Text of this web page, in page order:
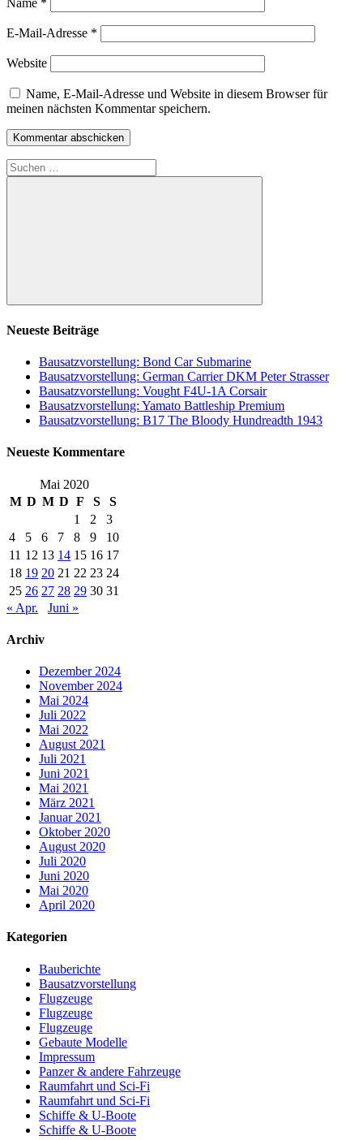
Name *
E-Mail-Adresse *
Website
Name, E-Mail-Adresse und Website in diesem Browser für
meinen nächsten Kommentar speichern.
Suchen
nach:
Suchen
Neueste Beiträge
Bausatzvorstellung: Bond Car Submarine
Bausatzvorstellung: German Carrier DKM Peter Strasser
Bausatzvorstellung: Vought F4U-1A Corsair
Bausatzvorstellung: Yamato Battleship Premium
Bausatzvorstellung: B17 The Bloody Hundreadth 1943
Neueste Kommentare
Mai 2020
M D M D F S
S
1
2
3
4
5 6 7 8 9
10
11 12 13 14 15 16 17
18 19 20 21 22 23 24
25 26 27 28 29 30 31
« Apr.
Juni »
Archiv
Dezember 2024
November 2024
Mai 2024
Juli 2022
Mai 2022
August 2021
Juli 2021
Juni 2021
Mai 2021
März 2021
Januar 2021
Oktober 2020
August 2020
Juli 2020
Juni 2020
Mai 2020
April 2020
Kategorien
Bauberichte
Bausatzvorstellung
Flugzeuge
Flugzeuge
Flugzeuge
Gebaute Modelle
Impressum
Panzer & andere Fahrzeuge
Raumfahrt und Sci-Fi
Raumfahrt und Sci-Fi
Schiffe & U-Boote
Schiffe & U-Boote